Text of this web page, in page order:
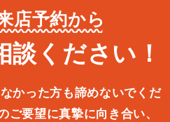
店予約から
談ください！
かった方も諦めないでくだ
ご要望に真摯に向き合い、